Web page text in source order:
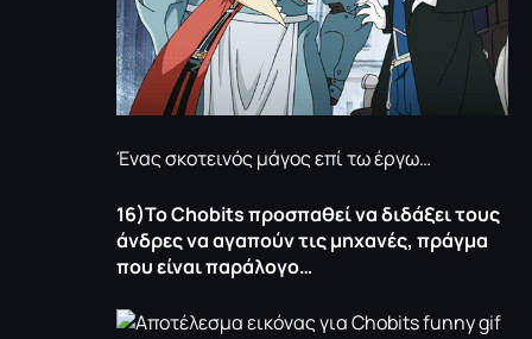
Ένας σκοτεινός μάγος επί τω έργω…
16)ΤοChobitsπροσπαθεί να διδάξει τους
άνδρες να αγαπούν τις μηχανές, πράγμα
που είναι παράλογο…